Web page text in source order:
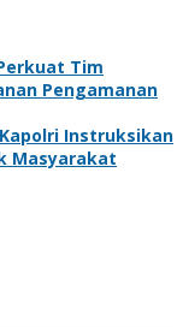
Tim
Pengamanan
Instruksikan
Masyarakat